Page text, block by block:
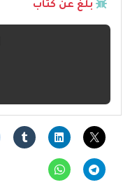
بلّغ عن كتاب